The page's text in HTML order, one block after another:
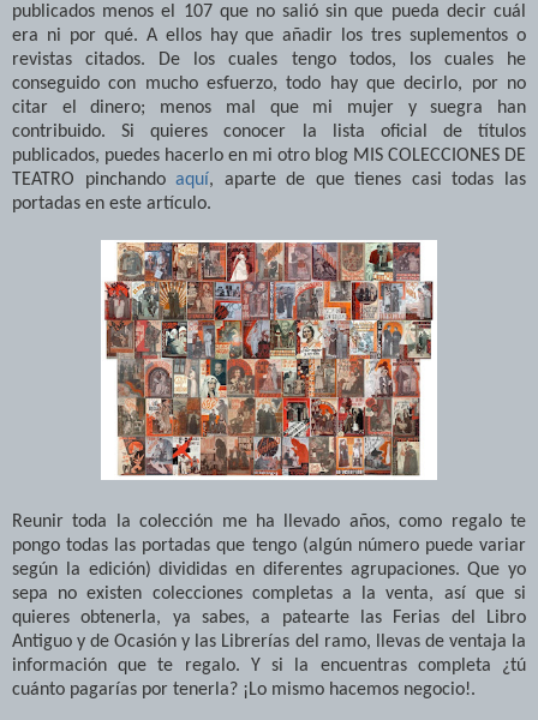
publicados menos el 107 que no salió sin que pueda decir cuál
era ni por qué. A ellos hay que añadir los tres suplementos o
revistas citados. De los cuales tengo todos, los cuales he
conseguido con mucho esfuerzo, todo hay que decirlo, por no
citar el dinero; menos mal que mi mujer y suegra han
contribuido. Si quieres conocer la lista oficial de títulos
publicados, puedes hacerlo en mi otro blog MIS COLECCIONES DE
TEATRO pinchandoaquí, aparte de que tienes casi todas las
portadas en este artículo.
Reunir toda la colección me ha llevado años, como regalo te
pongo todas las portadas que tengo (algún número puede variar
según la edición) divididas en diferentes agrupaciones. Que yo
sepa no existen colecciones completas a la venta, así que si
quieres obtenerla, ya sabes, a patearte las Ferias del Libro
Antiguo y de Ocasión y las Librerías del ramo, llevas de ventaja la
información que te regalo. Y si la encuentras completa ¿tú
cuánto pagarías por tenerla? ¡Lo mismo hacemos negocio!.